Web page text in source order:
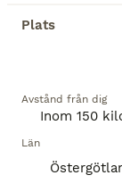
Plats
Avstånd från dig
Län
Denna annons
Vi har
parametrar.